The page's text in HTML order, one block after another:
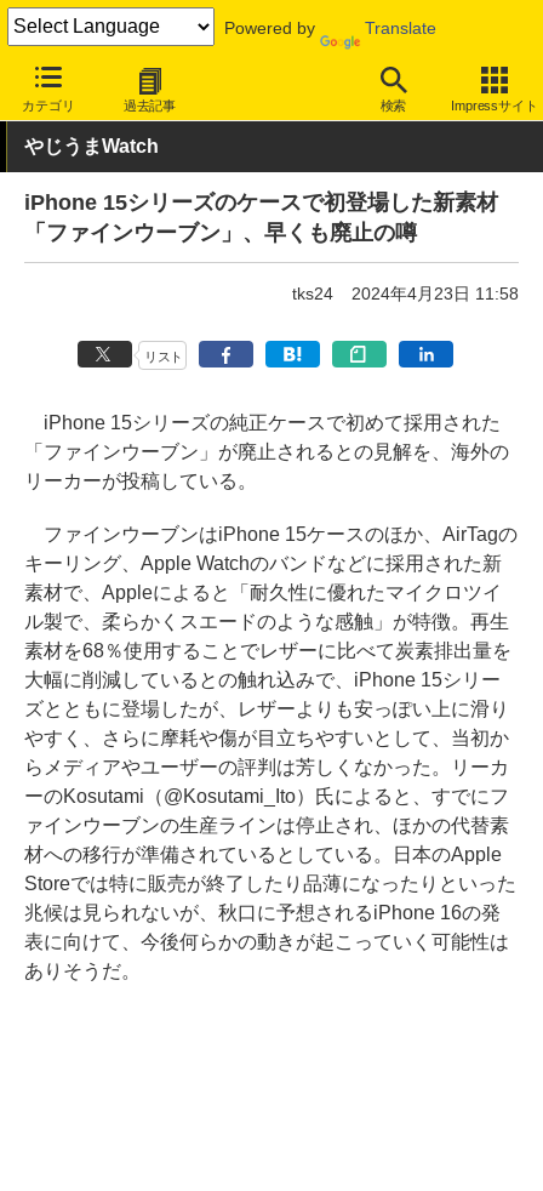
Powered by Translate
カテゴリ 過去記事 検索 Impressサイト
INTERNET Watch トピック
やじうまWatch
iPhone 15シリーズのケースで初登場した新素材
「ファインウーブン」、早くも廃止の噂
tks24 2024年4月23日 11:58
リスト
iPhone 15シリーズの純正ケースで初めて採用された
「ファインウーブン」が廃止されるとの見解を、海外の
リーカーが投稿している。
ファインウーブンはiPhone 15ケースのほか、AirTagの
キーリング、Apple Watchのバンドなどに採用された新
素材で、Appleによると「耐久性に優れたマイクロツイ
ル製で、柔らかくスエードのような感触」が特徴。再生
素材を68％使用することでレザーに比べて炭素排出量を
大幅に削減しているとの触れ込みで、iPhone 15シリー
ズとともに登場したが、レザーよりも安っぽい上に滑り
やすく、さらに摩耗や傷が目立ちやすいとして、当初か
らメディアやユーザーの評判は芳しくなかった。リーカ
ーのKosutami（@Kosutami_Ito）氏によると、すでにフ
ァインウーブンの生産ラインは停止され、ほかの代替素
材への移行が準備されているとしている。日本のApple
Storeでは特に販売が終了したり品薄になったりといった
兆候は見られないが、秋口に予想されるiPhone 16の発
表に向けて、今後何らかの動きが起こっていく可能性は
ありそうだ。